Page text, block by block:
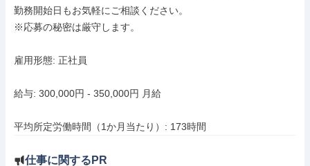
勤務開始日もお気軽にご相談ください。
※応募の秘密は厳守します。
雇用形態: 正社員
給与: 300,000円 - 350,000円 月給
平均所定労働時間（1か月当たり）: 173時間
仕事に関するPR